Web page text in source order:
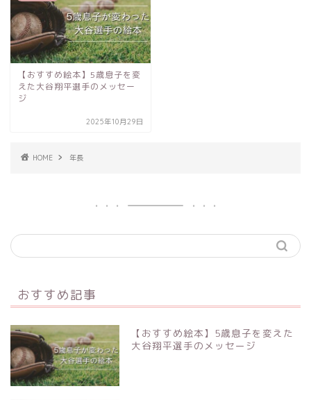
【おすすめ絵本】5歳息子を変
えた大谷翔平選手のメッセー
ジ
2025年10月29日
HOME 年長
おすすめ記事
【おすすめ絵本】5歳息子を変えた
大谷翔平選手のメッセージ